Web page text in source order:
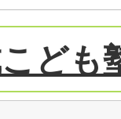
ども